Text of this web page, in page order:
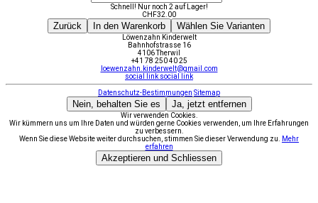
Schnell! Nur noch 2 auf Lager!
CHF32.00
Zurück In den Warenkorb Wählen Sie Varianten
Löwenzahn Kinderwelt
Bahnhofstrasse 16
4106 Therwil
+41 78 250 40 25
loewenzahn.kinderwelt@gmail.com
social link social link
Datenschutz-Bestimmungen Sitemap
Nein, behalten Sie es Ja, jetzt entfernen
Wir verwenden Cookies.
Wir kümmern uns um Ihre Daten und würden gerne Cookies verwenden, um Ihre Erfahrungen
zu verbessern.
Wenn Sie diese Website weiter durchsuchen, stimmen Sie dieser Verwendung zu.
Mehr
erfahren
Akzeptieren und Schliessen